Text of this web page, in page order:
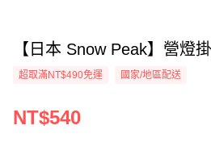
【日本 Snow Peak】營燈
超取滿NT$490免運 國家/地區配送
NT$540